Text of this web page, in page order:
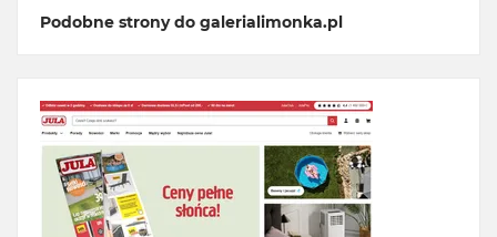
Podobne strony do galerialimonka.pl